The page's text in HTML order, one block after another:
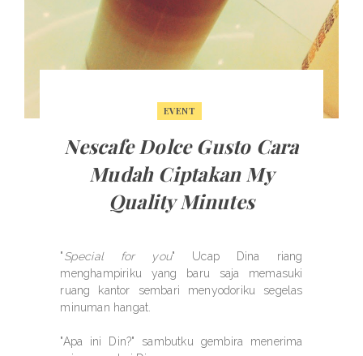
EVENT
Nescafe Dolce Gusto Cara
Mudah Ciptakan My
Quality Minutes
"Special for you" Ucap Dina riang
menghampiriku yang baru saja memasuki
ruang kantor sembari menyodoriku segelas
minuman hangat.
"Apa ini Din?" sambutku gembira menerima